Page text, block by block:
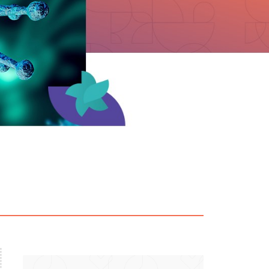
Vista
R. Colômbia, 332
atestado